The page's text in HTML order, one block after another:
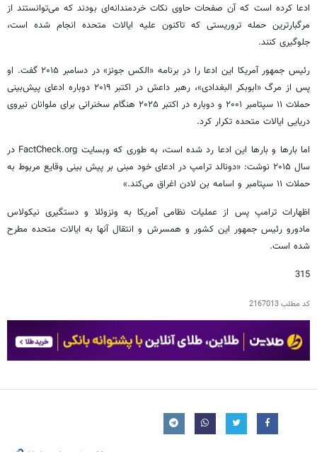
ادعا کرده است که آن صفحات حاوی نکات خردمندانه‌ای بودند که می‌توانستند از
مرگبارترین حمله تروریستی که تاکنون علیه ایالات متحده انجام شده است،
جلوگیری کنند.
رئیس جمهور آمریکا این ادعا را در برنامه «الکس جونز» در دسامبر ۲۰۱۵ گفت. او
پس از مرگ «ابوبکر البغدادی»، رهبر داعش در اکتبر ۲۰۱۹ دوباره ادعای پیش‌بینی
حملات ۱۱ سپتامبر ۲۰۰۱ و دوباره در اکتبر ۲۰۲۵ هنگام سخنرانی برای ملوانان نیروی
دریایی ایالات متحده تکرار کرد.
اما بارها و بارها این ادعا رد شده است، به طوری که وبسایت FactCheck.org در
سال ۲۰۱۵ نوشت: «دونالد ترامپ در ادعای خود مبنی بر پیش بینی وقایع مربوط به
حملات ۱۱ سپتامبر و اسامه بن لادن اغراق می‌کند.»
اظهارات ترامپ پس از عملیات نظامی آمریکا به ونزوئلا و دستگیری نیکولاس
مادورو رئیس جمهور این کشور و همسرش و انتقال آنها به ایالات متحده مطرح
شده است.
315
کد مطلب2167013